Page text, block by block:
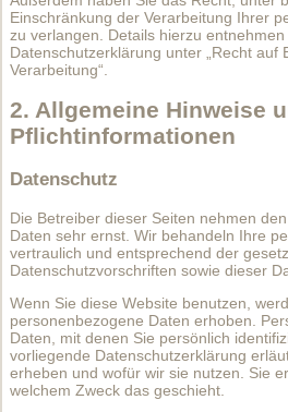
Einschränkung der Verarbeitung Ihrer
zu verlangen. Details hierzu
Datenschutzerklärung unter „Recht auf
Verarbeitung“.
2. Allgemeine Hinweise
Pflichtinformationen
Datenschutz
Die Betreiber dieser Seiten nehmen
Daten sehr ernst. Wir behandeln Ihre
vertraulich und entsprechend der
Datenschutzvorschriften sowie dieser
Wenn Sie diese Website benutzen,
personenbezogene Daten erhoben.
Daten, mit denen Sie persönlich
vorliegende Datenschutzerklärung
erheben und wofür wir sie nutzen. Sie
welchem Zweck das geschieht.